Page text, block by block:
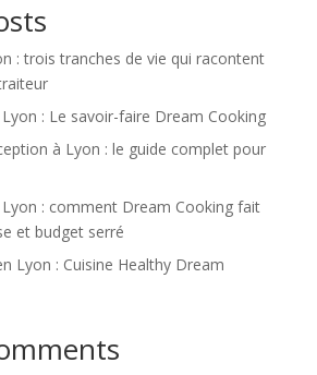
: trois tranches de vie qui racontent
: Le savoir-faire Dream Cooking
à Lyon : le guide complet pour
: comment Dream Cooking fait
et budget serré
Lyon : Cuisine Healthy Dream